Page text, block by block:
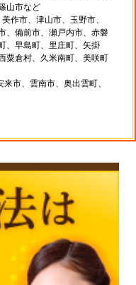
山市など
作市、津山市、玉野市、
、備前市、瀬戸内市、赤磐
、早島町、里庄町、矢掛
粟倉村、久米南町、美咲町
市、雲南市、奥出雲町、